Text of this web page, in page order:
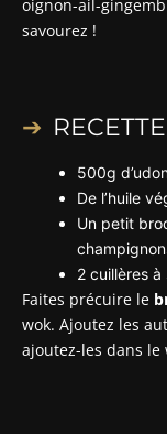
oignon-ail-
savourez !
500g
De l’huile
Un petit
2 cuillères à
Faites précuire le
wok. Ajoutez les
ajoutez-les dans le